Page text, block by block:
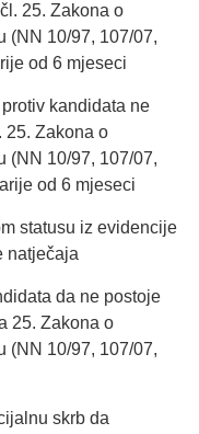
25. Zakona o
(NN 10/97, 107/07,
od 6 mjeseci
kandidata ne
25. Zakona o
(NN 10/97, 107/07,
od 6 mjeseci
statusu iz evidencije
natječaja
da ne postoje
25. Zakona o
(NN 10/97, 107/07,
skrb da